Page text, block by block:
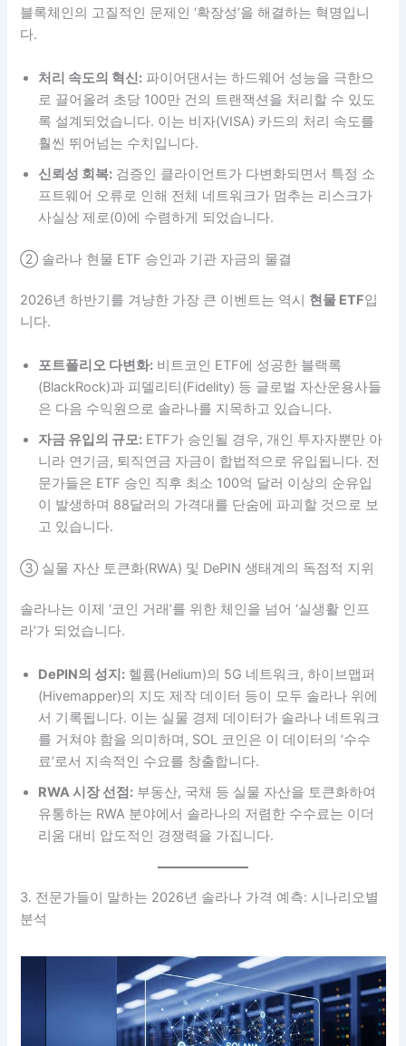
블록체인의 고질적인 문제인 ‘확장성’을 해결하는 혁명입니
다.
처리 속도의 혁신: 파이어댄서는 하드웨어 성능을 극한으
로 끌어올려 초당 100만 건의 트랜잭션을 처리할 수 있도
록 설계되었습니다. 이는 비자(VISA) 카드의 처리 속도를
훨씬 뛰어넘는 수치입니다.
신뢰성 회복: 검증인 클라이언트가 다변화되면서 특정 소
프트웨어 오류로 인해 전체 네트워크가 멈추는 리스크가
사실상 제로(0)에 수렴하게 되었습니다.
② 솔라나 현물 ETF 승인과 기관 자금의 물결
2026년 하반기를 겨냥한 가장 큰 이벤트는 역시 현물 ETF입
니다.
포트폴리오 다변화: 비트코인 ETF에 성공한 블랙록
(BlackRock)과 피델리티(Fidelity) 등 글로벌 자산운용사들
은 다음 수익원으로 솔라나를 지목하고 있습니다.
자금 유입의 규모: ETF가 승인될 경우, 개인 투자자뿐만 아
니라 연기금, 퇴직연금 자금이 합법적으로 유입됩니다. 전
문가들은 ETF 승인 직후 최소 100억 달러 이상의 순유입
이 발생하며 88달러의 가격대를 단숨에 파괴할 것으로 보
고 있습니다.
③ 실물 자산 토큰화(RWA) 및 DePIN 생태계의 독점적 지위
솔라나는 이제 ‘코인 거래’를 위한 체인을 넘어 ‘실생활 인프
라’가 되었습니다.
DePIN의 성지: 헬륨(Helium)의 5G 네트워크, 하이브맵퍼
(Hivemapper)의 지도 제작 데이터 등이 모두 솔라나 위에
서 기록됩니다. 이는 실물 경제 데이터가 솔라나 네트워크
를 거쳐야 함을 의미하며, SOL 코인은 이 데이터의 ‘수수
료’로서 지속적인 수요를 창출합니다.
RWA 시장 선점: 부동산, 국채 등 실물 자산을 토큰화하여
유통하는 RWA 분야에서 솔라나의 저렴한 수수료는 이더
리움 대비 압도적인 경쟁력을 가집니다.
3. 전문가들이 말하는 2026년 솔라나 가격 예측: 시나리오별
분석